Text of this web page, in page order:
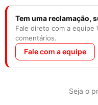
Tem uma reclamação,
Fale direto com a
comentários.
Fale com a equipe
Seja o